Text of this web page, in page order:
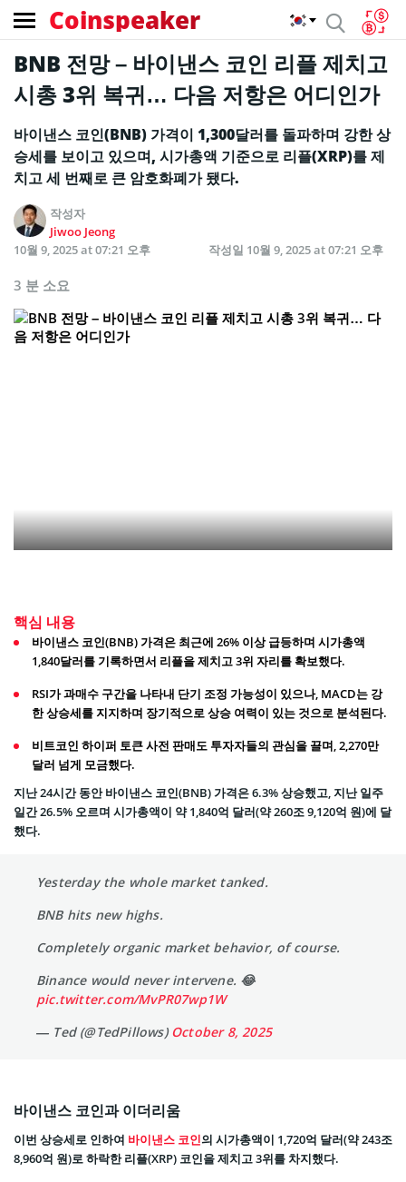
Coinspeaker
BNB 전망 – 바이낸스 코인 리플 제치고
시총 3위 복귀… 다음 저항은 어디인가
바이낸스 코인(BNB) 가격이 1,300달러를 돌파하며 강한 상
승세를 보이고 있으며, 시가총액 기준으로 리플(XRP)를 제
치고 세 번째로 큰 암호화폐가 됐다.
작성자
Jiwoo Jeong
10월 9, 2025 at 07:21 오후
작성일 10월 9, 2025 at 07:21 오후
3 분 소요
핵심 내용
바이낸스 코인(BNB) 가격은 최근에 26% 이상 급등하며 시가총액
1,840달러를 기록하면서 리플을 제치고 3위 자리를 확보했다.
RSI가 과매수 구간을 나타내 단기 조정 가능성이 있으나, MACD는 강
한 상승세를 지지하며 장기적으로 상승 여력이 있는 것으로 분석된다.
비트코인 하이퍼 토큰 사전 판매도 투자자들의 관심을 끌며, 2,270만
달러 넘게 모금했다.
지난 24시간 동안 바이낸스 코인(BNB) 가격은 6.3% 상승했고, 지난 일주
일간 26.5% 오르며 시가총액이 약 1,840억 달러(약 260조 9,120억 원)에 달
했다.
Yesterday the whole market tanked.
BNB hits new highs.
Completely organic market behavior, of course.
Binance would never intervene. 😂
pic.twitter.com/MvPR07wp1W
— Ted (@TedPillows)October 8, 2025
바이낸스 코인과 이더리움
이번 상승세로 인하여 바이낸스 코인의 시가총액이 1,720억 달러(약 243조
8,960억 원)로 하락한 리플(XRP) 코인을 제치고 3위를 차지했다.